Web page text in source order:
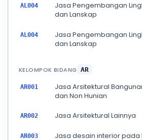
AL004
Jasa Pengembangan
dan Lanskap
AL004
Jasa Pengembangan
dan Lanskap
KELOMPOK BIDANG AR
AR001
Jasa Arsitektural
dan Non Hunian
AR002 Jasa Arsitektural Lainnya
AR003
Jasa desain interior